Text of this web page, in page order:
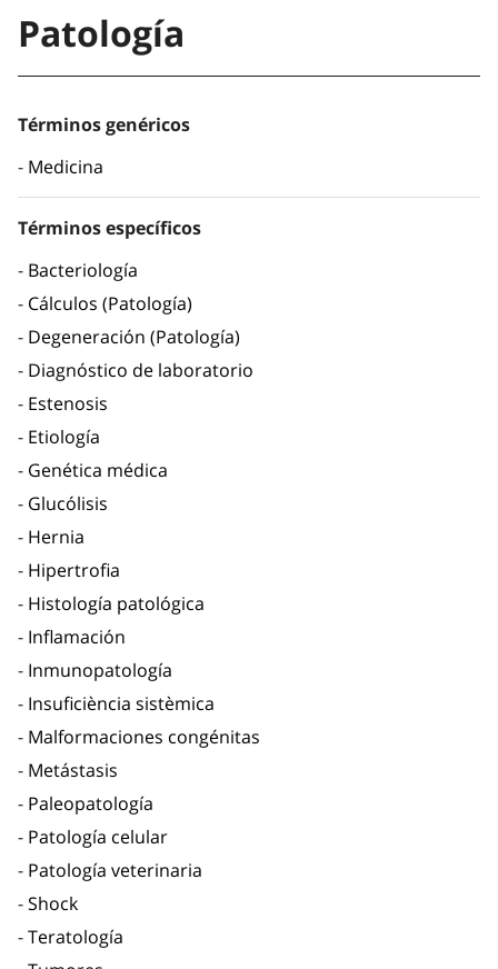
Patología
Términos genéricos
Medicina
Términos específicos
Bacteriología
Cálculos (Patología)
Degeneración (Patología)
Diagnóstico de laboratorio
Estenosis
Etiología
Genética médica
Glucólisis
Hernia
Hipertrofia
Histología patológica
Inflamación
Inmunopatología
Insuficiència sistèmica
Malformaciones congénitas
Metástasis
Paleopatología
Patología celular
Patología veterinaria
Shock
Teratología